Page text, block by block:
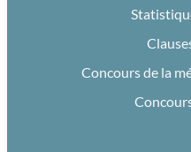
Concours de la